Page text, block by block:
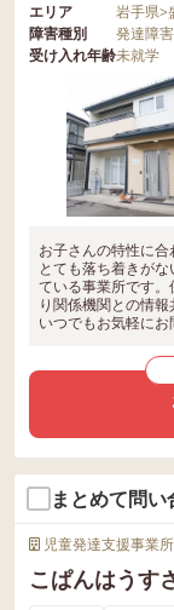
エリア 岩手県>
障害種別
発達障害
受け入れ年齢未就学
お子さんの特性に合
とても落ち着きが
ている事業所です
り関係機関との情
いつでもお気軽にお
まとめて問
児童発達支援事業所
こぱんはうす